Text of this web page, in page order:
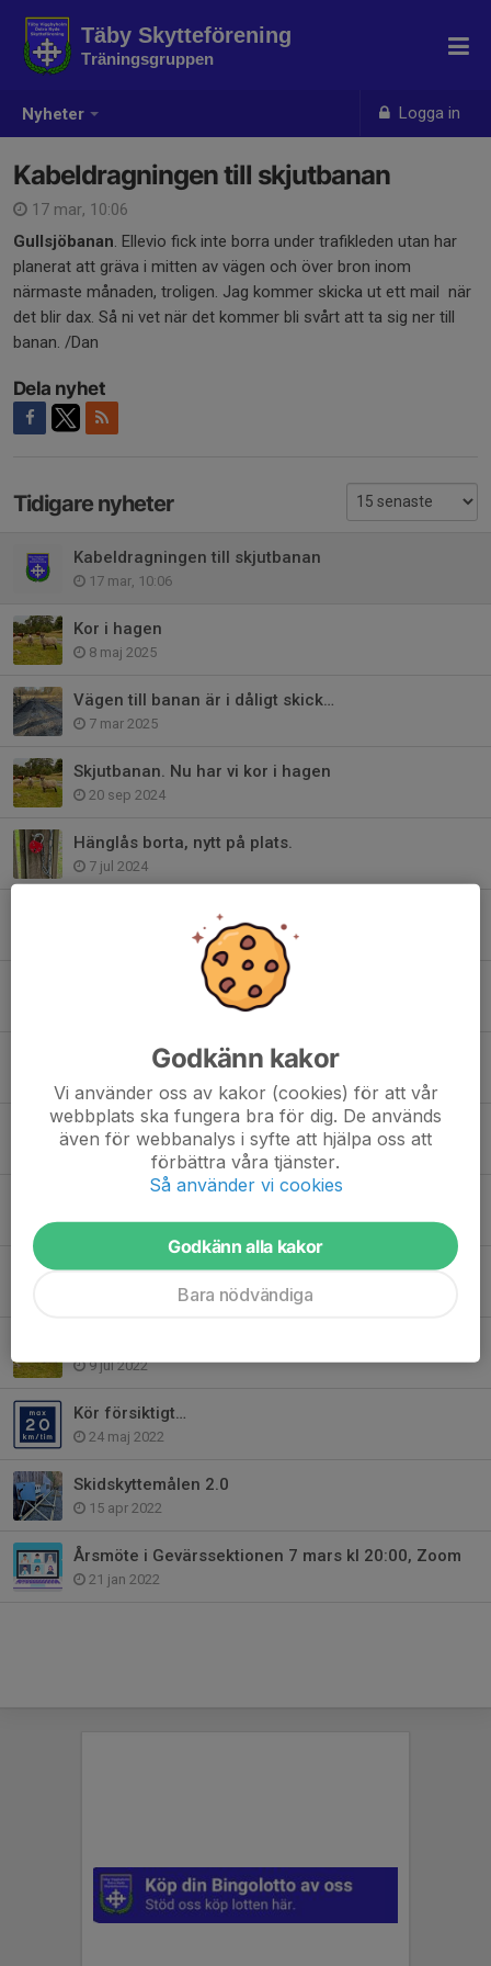
Nyheter Logga in
Täby Skytteförening
Träningsgruppen
Kabeldragningen till skjutbanan
17 mar, 10:06
Gullsjöbanan. Ellevio fick inte borra under trafikleden utan har
planerat att gräva i mitten av vägen och över bron inom
närmaste månaden, troligen. Jag kommer skicka ut ett mail när
det blir dax. Så ni vet när det kommer bli svårt att ta sig ner till
banan. /Dan
Dela nyhet
Tidigare nyheter
Kabeldragningen till skjutbanan
17 mar, 10:06
Kor i hagen
8 maj 2025
Vägen till banan är i dåligt skick…
7 mar 2025
Skjutbanan. Nu har vi kor i hagen
20 sep 2024
Hänglås borta, nytt på plats.
7 jul 2024
Förslag på dagträningsläger under hösten 2024
Korna tillbaka i hagen
Takfonden
Inga kor i hagen.
20 okt 2022
1 sep 2022
Konstgräs på 50m banan.
9 jul 2022
Kör försiktigt…
24 maj 2022
Skidskyttemålen 2.0
15 apr 2022
Årsmöte i Gevärssektionen 7 mars kl 20:00, Zoom
21 jan 2022
Godkänn kakor
Vi använder oss av kakor (cookies) för att vår
webbplats ska fungera bra för dig. De används
även för webbanalys i syfte att hjälpa oss att
förbättra våra tjänster.
Så använder vi cookies
Godkänn alla kakor
Bara nödvändiga